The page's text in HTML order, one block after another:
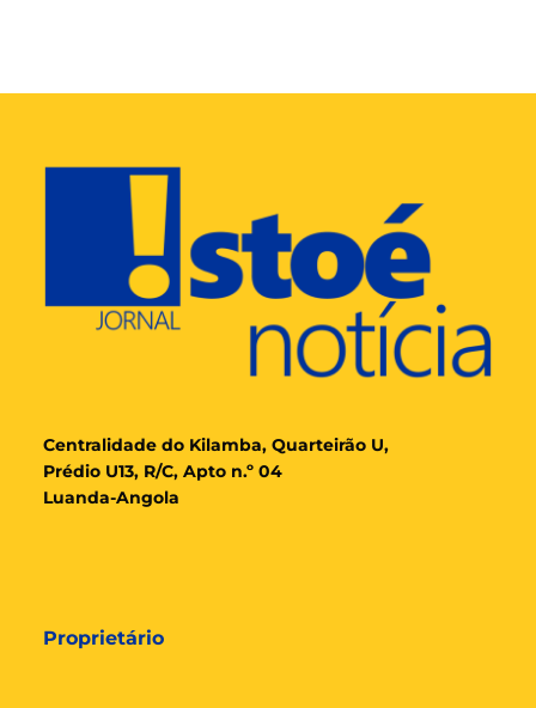
Centralidade do Kilamba, Quarteirão U,
Prédio U13, R/C, Apto n.º 04
Luanda-Angola
Proprietário